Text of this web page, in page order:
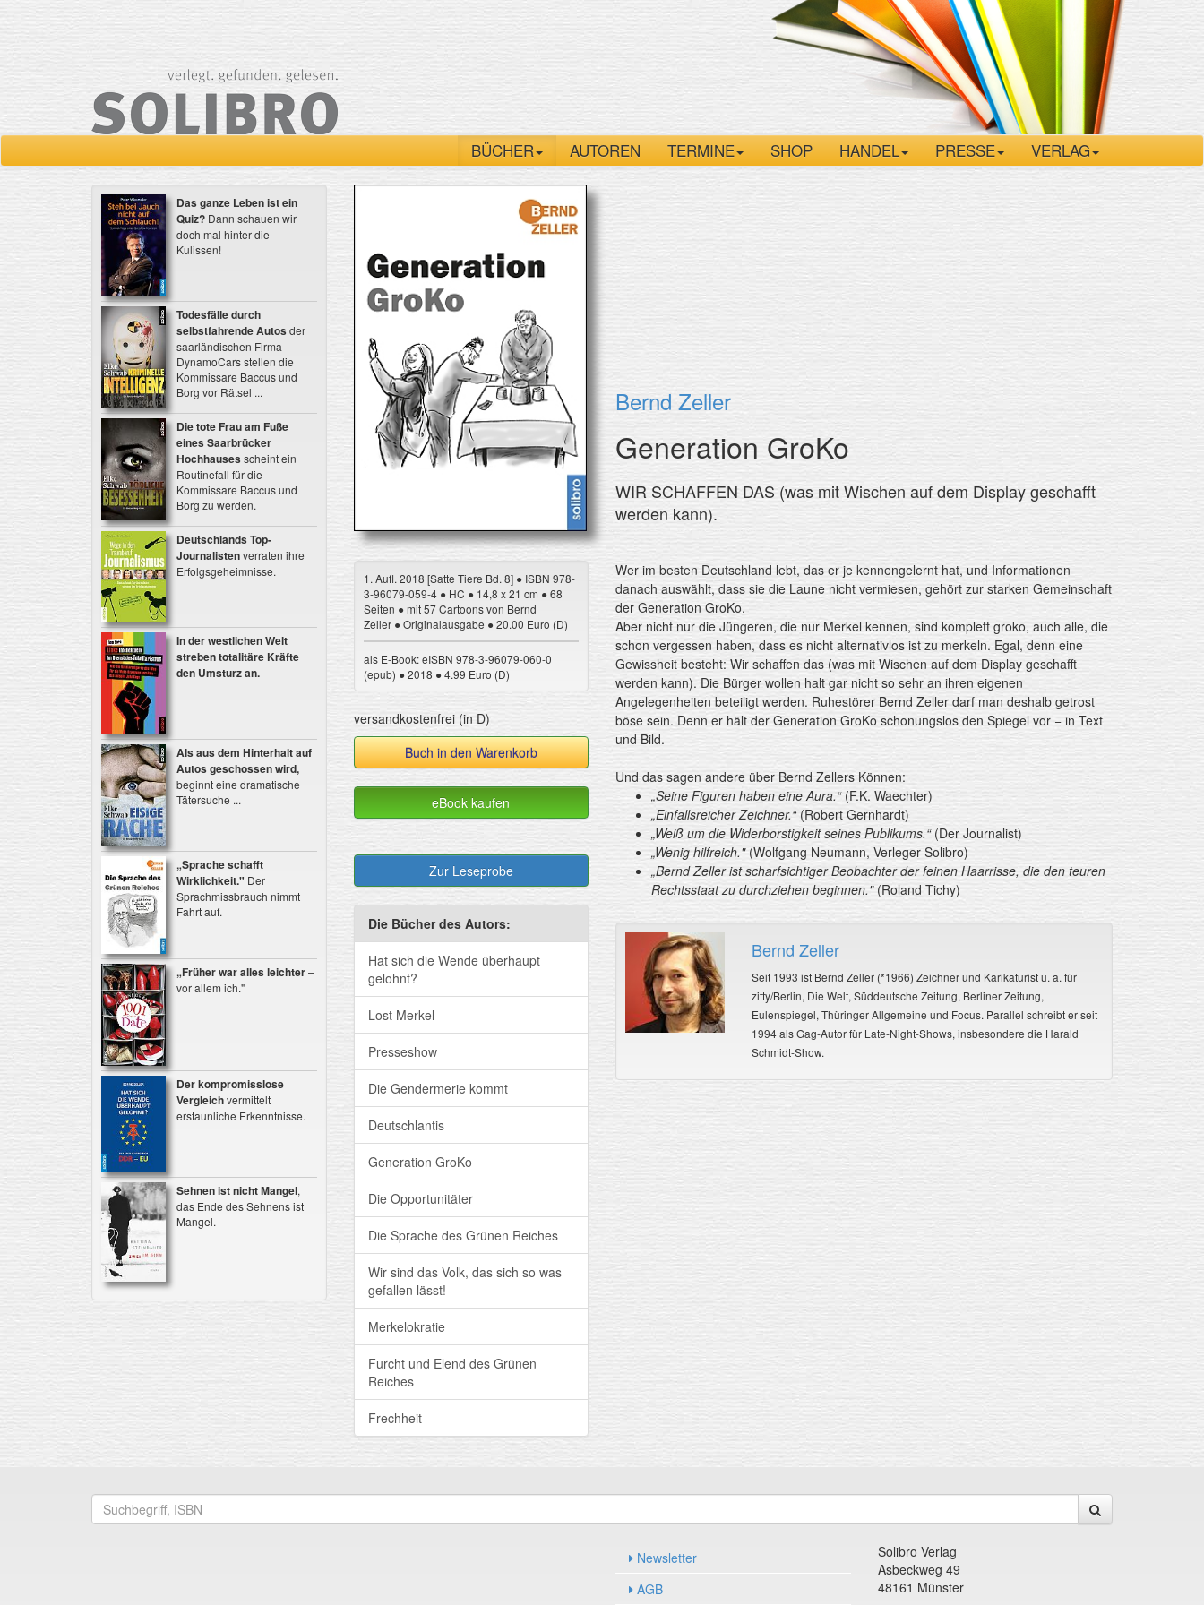
BÜCHER AUTOREN TERMINE SHOP HANDEL PRESSE VERLAG
Bernd Zeller
Generation GroKo
WIR SCHAFFEN DAS (was mit Wischen auf dem Display geschafft
werden kann).
Wer im besten Deutschland lebt, das er je kennengelernt hat, und Informationen
danach auswählt, dass sie die Laune nicht vermiesen, gehört zur starken Gemeinschaft
der Generation GroKo.
Aber nicht nur die Jüngeren, die nur Merkel kennen, sind komplett groko, auch alle, die
schon vergessen haben, dass es nicht alternativlos ist zu merkeln. Egal, denn eine
Gewissheit besteht: Wir schaffen das (was mit Wischen auf dem Display geschafft
werden kann). Die Bürger wollen halt gar nicht so sehr an ihren eigenen
Angelegenheiten beteiligt werden. Ruhestörer Bernd Zeller darf man deshalb getrost
böse sein. Denn er hält der Generation GroKo schonungslos den Spiegel vor − in Text
und Bild.
Und das sagen andere über Bernd Zellers Können:
„Seine Figuren haben eine Aura.“(F.K. Waechter)
„Einfallsreicher Zeichner.“(Robert Gernhardt)
„Weiß um die Widerborstigkeit seines Publikums.“(Der Journalist)
„Wenig hilfreich."(Wolfgang Neumann, Verleger Solibro)
„Bernd Zeller ist scharfsichtiger Beobachter der feinen Haarrisse, die den teuren
Rechtsstaat zu durchziehen beginnen."(Roland Tichy)
Bernd Zeller
Seit 1993 ist Bernd Zeller (*1966) Zeichner und Karikaturist u. a. für
zitty/Berlin, Die Welt, Süddeutsche Zeitung, Berliner Zeitung,
Eulenspiegel, Thüringer Allgemeine und Focus. Parallel schreibt er seit
1994 als Gag-Autor für Late-Night-Shows, insbesondere die Harald
Schmidt-Show.
1. Aufl. 2018 [Satte Tiere Bd. 8] ● ISBN 978-
3-96079-059-4 ● HC ● 14,8 x 21 cm ● 68
Seiten ● mit 57 Cartoons von Bernd
Zeller ● Originalausgabe ● 20.00 Euro (D)
als E-Book: eISBN 978-3-96079-060-0
(epub) ● 2018 ● 4.99 Euro (D)
versandkostenfrei (in D)
Buch in den Warenkorb
eBook kaufen
Zur Leseprobe
Die Bücher des Autors:
Hat sich die Wende überhaupt
gelohnt?
Lost Merkel
Presseshow
Die Gendermerie kommt
Deutschlantis
Generation GroKo
Die Opportunitäter
Die Sprache des Grünen Reiches
Wir sind das Volk, das sich so was
gefallen lässt!
Merkelokratie
Furcht und Elend des Grünen
Reiches
Frechheit
Das ganze Leben ist ein
Quiz? Dann schauen wir
doch mal hinter die
Kulissen!
Todesfälle durch
selbstfahrende Autos der
saarländischen Firma
DynamoCars stellen die
Kommissare Baccus und
Borg vor Rätsel ...
Die tote Frau am Fuße
eines Saarbrücker
Hochhauses scheint ein
Routinefall für die
Kommissare Baccus und
Borg zu werden.
Deutschlands Top-
Journalistenverraten ihre
Erfolgsgeheimnisse.
In der westlichen Welt
streben totalitäre Kräfte
den Umsturz an.
Als aus dem Hinterhalt auf
Autos geschossen wird,
beginnt eine dramatische
Tätersuche ...
„Sprache schafft
Wirklichkeit." Der
Sprachmissbrauch nimmt
Fahrt auf.
„Früher war alles leichter–
vor allem ich."
Der kompromisslose
Vergleichvermittelt
erstaunliche Erkenntnisse.
Sehnen ist nicht Mangel,
das Ende des Sehnens ist
Mangel.
Newsletter
AGB
Solibro Verlag
Asbeckweg 49
48161 Münster